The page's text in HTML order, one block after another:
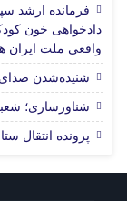
فرمانده ارشد
دادخواهی خون
واقعی ملت ایران
شنیده‌شدن صدای
شناورسازی؛
پرونده انتقال